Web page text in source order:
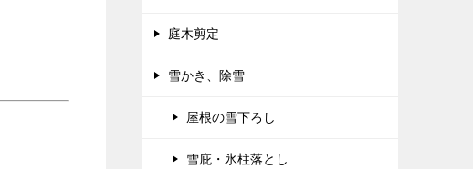
庭木剪定
雪かき、除雪
屋根の雪下ろし
雪庇・氷柱落とし